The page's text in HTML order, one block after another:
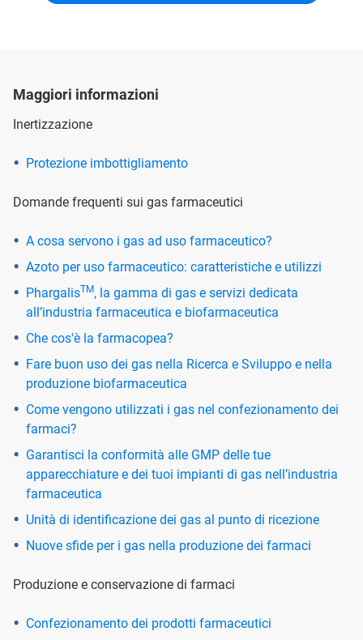
Maggiori informazioni
Inertizzazione
Protezione imbottigliamento
Domande frequenti sui gas farmaceutici
A cosa servono i gas ad uso farmaceutico?
Azoto per uso farmaceutico: caratteristiche e utilizzi
PhargalisTM, la gamma di gas e servizi dedicata
all’industria farmaceutica e biofarmaceutica
Che cos'è la farmacopea?
Fare buon uso dei gas nella Ricerca e Sviluppo e nella
produzione biofarmaceutica
Come vengono utilizzati i gas nel confezionamento dei
farmaci?
Garantisci la conformità alle GMP delle tue
apparecchiature e dei tuoi impianti di gas nell’industria
farmaceutica
Unità di identificazione dei gas al punto di ricezione
Nuove sfide per i gas nella produzione dei farmaci
Produzione e conservazione di farmaci
Confezionamento dei prodotti farmaceutici